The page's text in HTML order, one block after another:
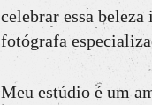
celebrar essa
fotógrafa
Meu estúdio é um